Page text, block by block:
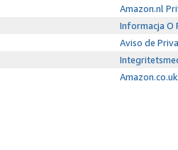
Amazon.nl
Informacja O
Aviso de